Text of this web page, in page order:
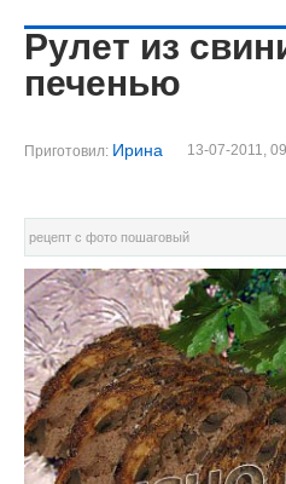
Рулет из
печенью
Приготовил: Ирина 13-07-2011,
рецепт с фото пошаговый